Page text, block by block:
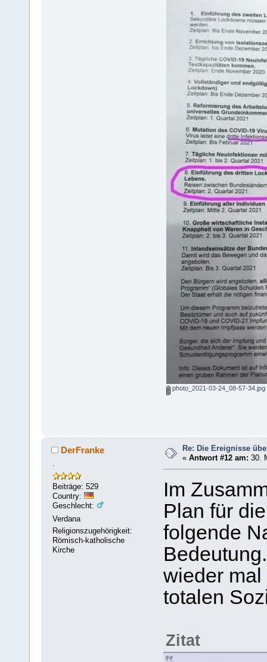
photo_2021-03-24_08-57-34.jpg
DerFranke
.
Beiträge: 529
Country:
Geschlecht:
Verdana
Religionszugehörigkeit:
Römisch-katholische
Kirche
Re: Die Ereignisse
«Antwort #12 am: 30.
Im
Plan für
folgende
wieder
totalen
Zitat